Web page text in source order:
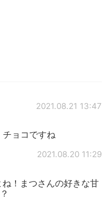
2021.08.21 13:47
チョコですね
2021.08.20 11:29
ね！まつさんの好きな甘